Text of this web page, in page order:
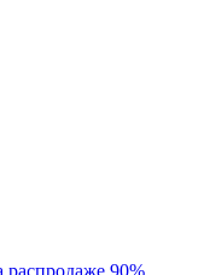
распродаже 90%